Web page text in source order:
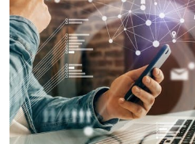
商業
科技
影片
名家榜